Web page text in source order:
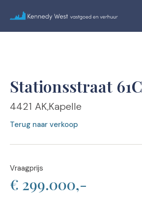
Stationsstraat 61C
4421 AKKapelle
Terug naar verkoop
Vraagprijs
€ 299.000,-